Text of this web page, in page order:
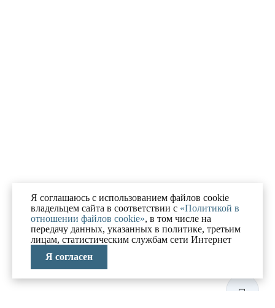
Я соглашаюсь с использованием файлов cookie
владельцем сайта в соответствии с «Политикой в
отношении файлов cookie», в том числе на
передачу данных, указанных в политике, третьим
лицам, статистическим службам сети Интернет
Я согласен